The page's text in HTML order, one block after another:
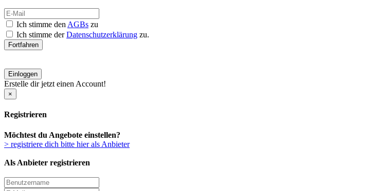
Ich stimme den AGBs zu
Ich stimme derDatenschutzerklärung zu.
Fortfahren
Einloggen
Erstelle dir jetzt einen Account!
×
Registrieren
Möchtest du Angebote einstellen?
> registriere dich bitte hier als Anbieter
Als Anbieter registrieren